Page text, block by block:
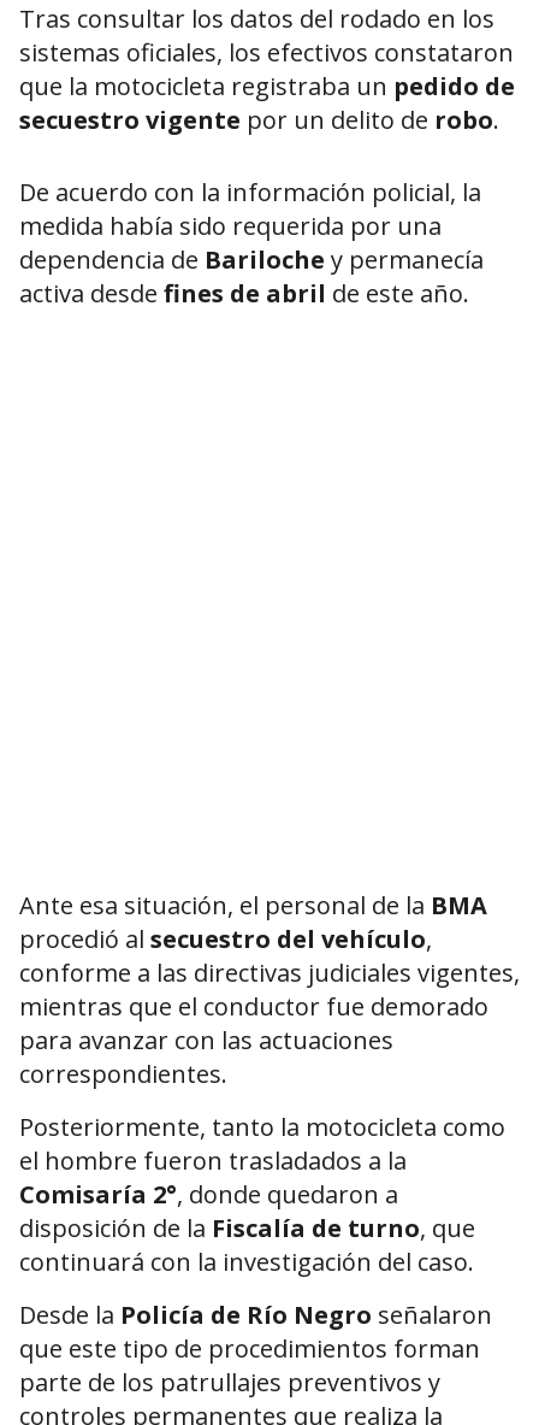
Tras consultar los datos del rodado en los
sistemas oficiales, los efectivos constataron
que la motocicleta registraba un pedido de
secuestro vigente por un delito de robo.
De acuerdo con la información policial, la
medida había sido requerida por una
dependencia de Bariloche y permanecía
activa desde fines de abril de este año.
Ante esa situación, el personal de la BMA
procedió al secuestro del vehículo,
conforme a las directivas judiciales vigentes,
mientras que el conductor fue demorado
para avanzar con las actuaciones
correspondientes.
Posteriormente, tanto la motocicleta como
el hombre fueron trasladados a la
Comisaría 2°, donde quedaron a
disposición de la Fiscalía de turno, que
continuará con la investigación del caso.
Desde la Policía de Río Negro señalaron
que este tipo de procedimientos forman
parte de los patrullajes preventivos y
controles permanentes que realiza la